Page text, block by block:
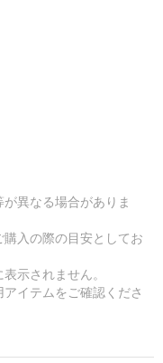
異なる場合がありま
入の際の目安としてお
示されません。
イテムをご確認くださ